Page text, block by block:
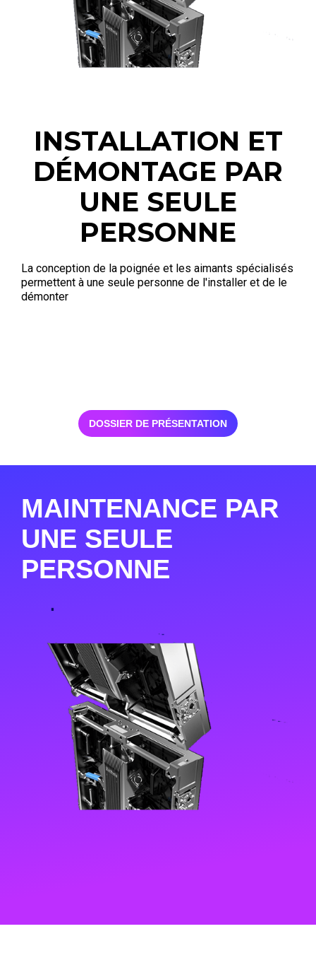
INSTALLATION ET
DÉMONTAGE PAR
UNE SEULE
PERSONNE
La conception de la poignée et les aimants spécialisés
permettent à une seule personne de l'installer et de le
démonter
DOSSIER DE PRÉSENTATION
MAINTENANCE PAR
UNE SEULE
PERSONNE